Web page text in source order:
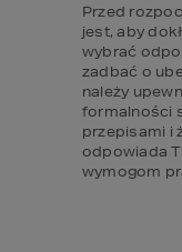
Przed
jest, aby
wybrać
zadbać o
należy
formalności
przepisami i
odpowiada
wymogom